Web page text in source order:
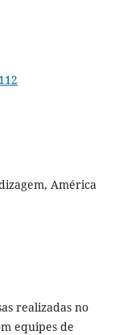
América
realizadas no
equipes de